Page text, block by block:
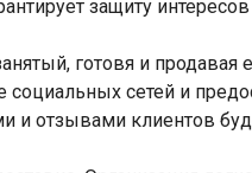
защиту
готовя и
социальных сетей и
и отзывами клиентов